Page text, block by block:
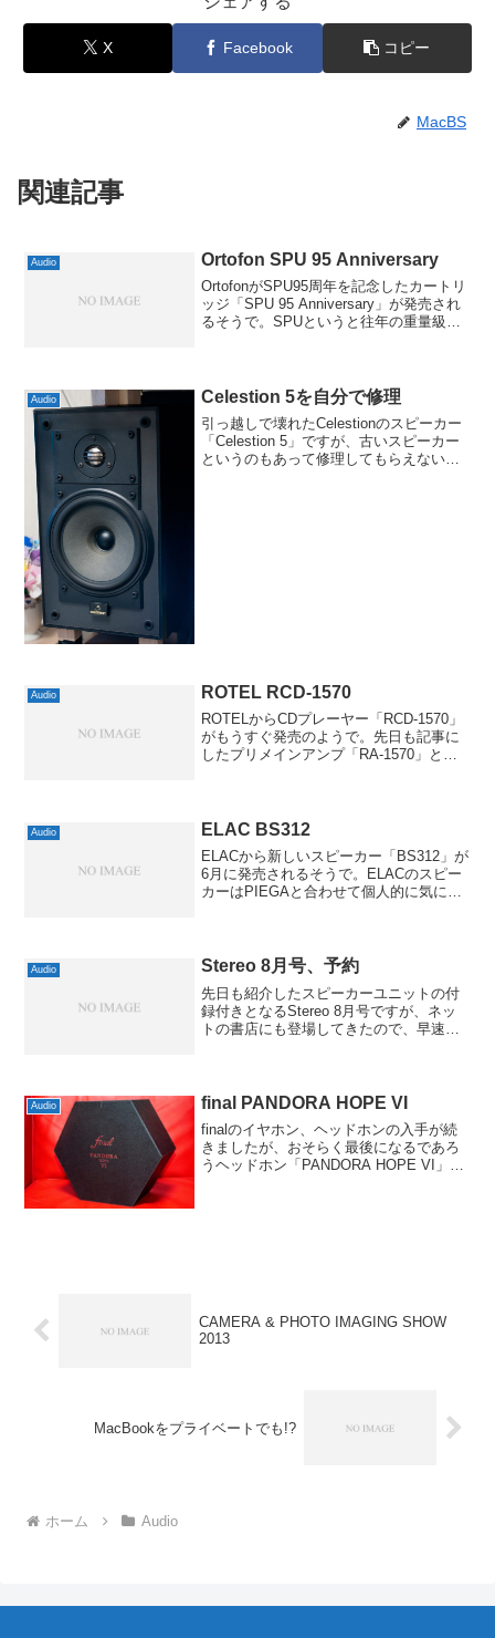
X Facebook コピー
MacBS
関連記事
Audio Ortofon SPU 95 Anniversary
OrtofonがSPU95周年を記念したカートリ
ッジ「SPU 95 Anniversary」が発売され
るそうで。SPUというと往年の重量級カ
Audio Celestion 5を自分で修理
引っ越しで壊れたCelestionのスピーカー
「Celestion 5」ですが、古いスピーカー
というのもあって修理してもらえないよ
Audio ROTEL RCD-1570
ROTELからCDプレーヤー「RCD-1570」
がもうすぐ発売のようで。先日も記事に
したプリメインアンプ「RA-1570」とペ
Audio ELAC BS312
ELACから新しいスピーカー「BS312」が
6月に発売されるそうで。ELACのスピー
カーはPIEGAと合わせて個人的に気にな
んで...
Audio Stereo 8月号、予約
先日も紹介したスピーカーユニットの付
録付きとなるStereo 8月号ですが、ネッ
トの書店にも登場してきたので、早速、
本付きと...
Audio final PANDORA HOPE VI
finalのイヤホン、ヘッドホンの入手が続
きましたが、おそらく最後になるであろ
うヘッドホン「PANDORA HOPE VI」が
CAMERA & PHOTO IMAGING SHOW
2013
MacBookをプライベートでも!?
ホーム Audio